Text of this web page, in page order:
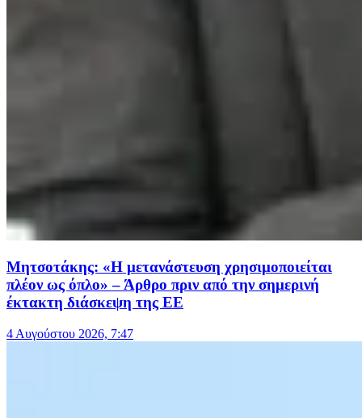
Μητσοτάκης: «Η μετανάστευση χρησιμοποιείται
πλέον ως όπλο» – Άρθρο πριν από την σημερινή
έκτακτη διάσκεψη της ΕΕ
4 Αυγούστου 2026, 7:47